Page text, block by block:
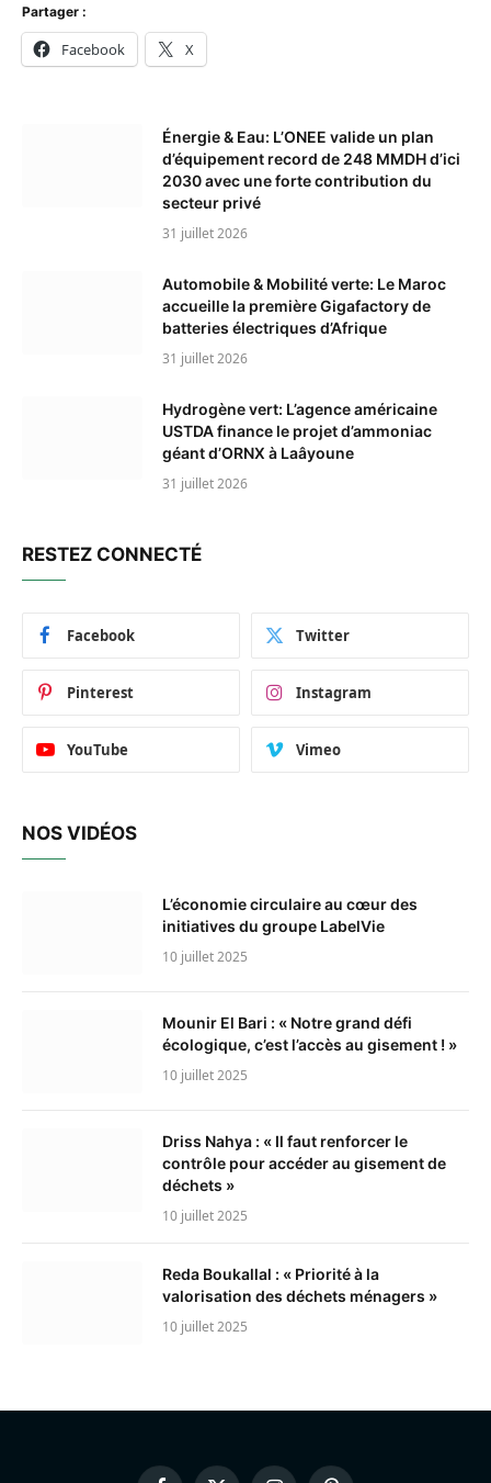
Partager :
Facebook X
Énergie & Eau: L’ONEE valide un plan
d’équipement record de 248 MMDH d’ici
2030 avec une forte contribution du
secteur privé
31 juillet 2026
Automobile & Mobilité verte: Le Maroc
accueille la première Gigafactory de
batteries électriques d’Afrique
31 juillet 2026
Hydrogène vert: L’agence américaine
USTDA finance le projet d’ammoniac
géant d’ORNX à Laâyoune
31 juillet 2026
RESTEZ CONNECTÉ
Facebook Twitter
Pinterest Instagram
YouTube Vimeo
NOS VIDÉOS
L’économie circulaire au cœur des
initiatives du groupe LabelVie
10 juillet 2025
Mounir El Bari : « Notre grand défi
écologique, c’est l’accès au gisement ! »
10 juillet 2025
Driss Nahya : « Il faut renforcer le
contrôle pour accéder au gisement de
déchets »
10 juillet 2025
Reda Boukallal : « Priorité à la
valorisation des déchets ménagers »
10 juillet 2025